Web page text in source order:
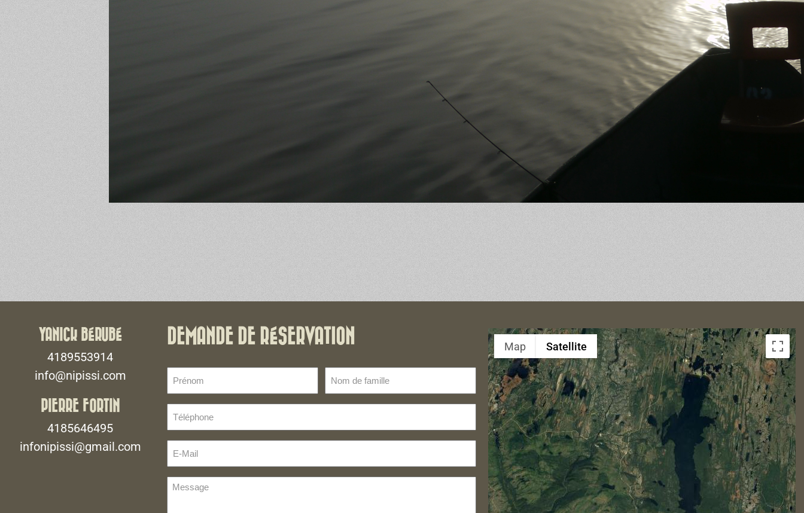
YANICK BÉRUBÉ
4189553914
info@nipissi.com
PIERRE FORTIN
4185646495
infonipissi@gmail.com
DEMANDE DE RÉSERVATION
(Nécessaire)
de
(Nécessaire)
Mail
Message
Map Satellite